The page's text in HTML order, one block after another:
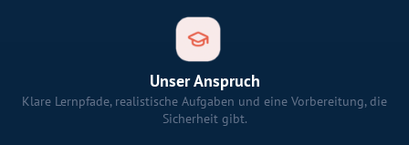
Unser Anspruch
Klare Lernpfade, realistische Aufgaben und eine Vorbereitung, die
Sicherheit gibt.